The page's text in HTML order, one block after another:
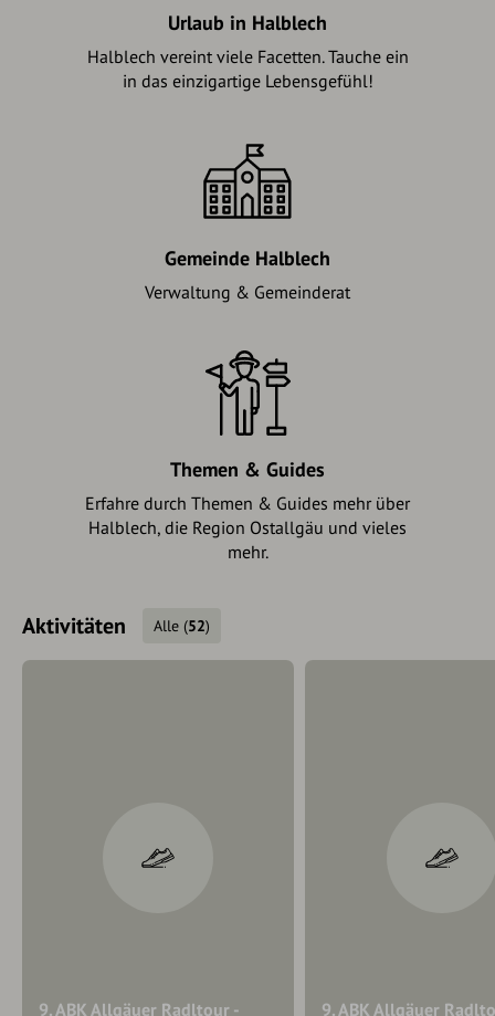
Urlaub in Halblech
Halblech vereint viele Facetten. Tauche ein
in das einzigartige Lebensgefühl!
Gemeinde Halblech
Verwaltung & Gemeinderat
Themen & Guides
Erfahre durch Themen & Guides mehr über
Halblech, die Region Ostallgäu und vieles
mehr.
Aktivitäten Alle (52)
9. ABK Allgäuer Radltour - 9. ABK Allgäuer